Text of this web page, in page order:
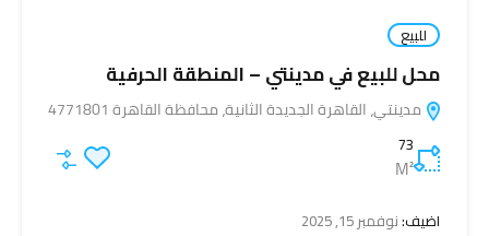
للبيع
محل للبيع في مدينتي – المنطقة الحرفية
مدينتي، القاهرة الجديدة الثانية، محافظة القاهرة 4771801
73
M²
اضيف:نوفمبر 15, 2025